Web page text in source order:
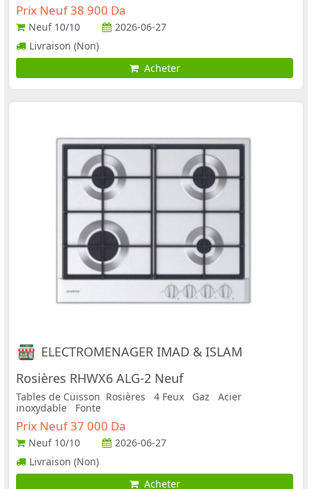
Prix Neuf 38 900 Da
Neuf 10/10
2026-06-27
Livraison (Non)
Acheter
ELECTROMENAGER IMAD & ISLAM
Rosières RHWX6 ALG-2 Neuf
Tables de Cuisson Rosières 4 Feux Gaz Acier
inoxydable Fonte
Prix Neuf 37 000 Da
Neuf 10/10
2026-06-27
Livraison (Non)
Acheter